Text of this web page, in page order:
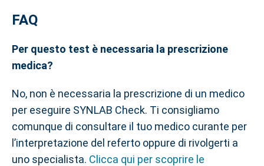
FAQ
Per questo test è necessaria la prescrizione
medica?
No, non è necessaria la prescrizione di un medico
per eseguire SYNLAB Check. Ti consigliamo
comunque di consultare il tuo medico curante per
l’interpretazione del referto oppure di rivolgerti a
uno specialista. Clicca qui per scoprire le